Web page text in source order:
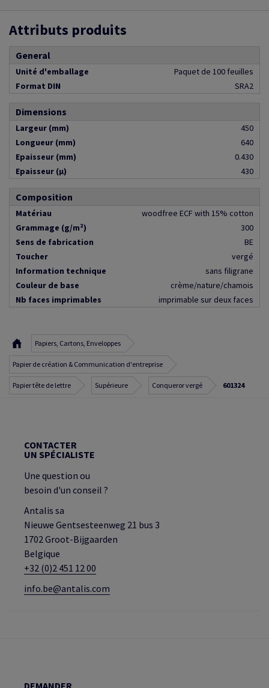
Attributs produits
General
Unité d'emballage
Paquet de 100 feuilles
Format DIN
SRA2
Dimensions
Largeur (mm)
450
Longueur (mm)
640
Epaisseur (mm)
0.430
Epaisseur (µ)
430
Composition
Matériau
woodfree ECF with 15% cotton
Grammage (g/m²)
300
Sens de fabrication
BE
Toucher
vergé
Information technique
sans filigrane
Couleur de base
crème/nature/chamois
Nb faces imprimables
imprimable sur deux faces
Papiers, Cartons, Enveloppes
Papier de création & Communication d'entreprise
Papier tête de lettre Supérieure Conqueror vergé 601324
CONTACTER
UN SPÉCIALISTE
Une question ou
besoin d'un conseil ?
Antalis sa
Nieuwe Gentsesteenweg 21 bus 3
1702 Groot-Bijgaarden
Belgique
+32 (0)2 451 12 00
info.be@antalis.com